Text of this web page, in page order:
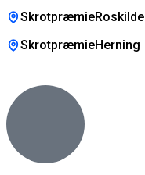
SkrotpræmieRoskilde
SkrotpræmieHerning